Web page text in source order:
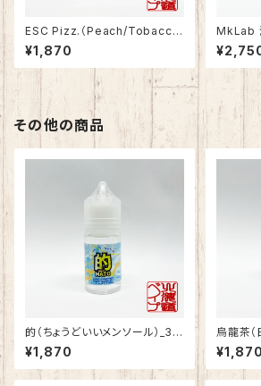
ESC Pizz.（Peach/Tobacc
o）_30ml
¥1,870
MkLab
その他の商品
的（ちょうどいいメンソール）_30
ml
¥1,870
烏龍茶
¥1,870